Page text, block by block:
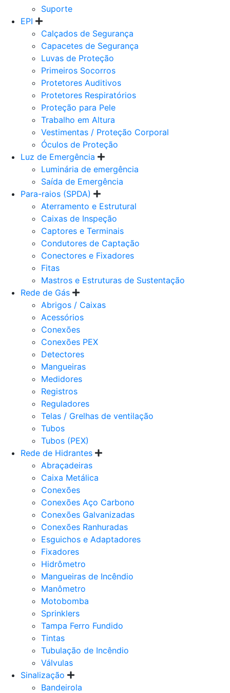
Suporte
EPI
Calçados de Segurança
Capacetes de Segurança
Luvas de Proteção
Primeiros Socorros
Protetores Auditivos
Protetores Respiratórios
Proteção para Pele
Trabalho em Altura
Vestimentas / Proteção Corporal
Óculos de Proteção
Luz de Emergência
Luminária de emergência
Saída de Emergência
Para-raios (SPDA)
Aterramento e Estrutural
Caixas de Inspeção
Captores e Terminais
Condutores de Captação
Conectores e Fixadores
Fitas
Mastros e Estruturas de Sustentação
Rede de Gás
Abrigos / Caixas
Acessórios
Conexões
Conexões PEX
Detectores
Mangueiras
Medidores
Registros
Reguladores
Telas / Grelhas de ventilação
Tubos
Tubos (PEX)
Rede de Hidrantes
Abraçadeiras
Caixa Metálica
Conexões
Conexões Aço Carbono
Conexões Galvanizadas
Conexões Ranhuradas
Esguichos e Adaptadores
Fixadores
Hidrômetro
Mangueiras de Incêndio
Manômetro
Motobomba
Sprinklers
Tampa Ferro Fundido
Tintas
Tubulação de Incêndio
Válvulas
Sinalização
Bandeirola